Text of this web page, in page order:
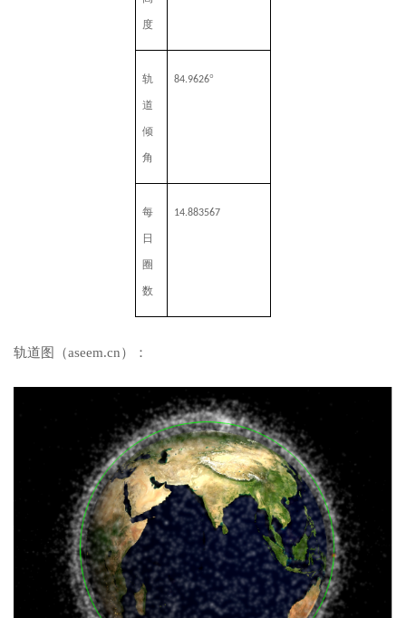
度
轨
道
倾
角
84.9626°
每
日
圈
数
14.883567
轨道图（aseem.cn）：